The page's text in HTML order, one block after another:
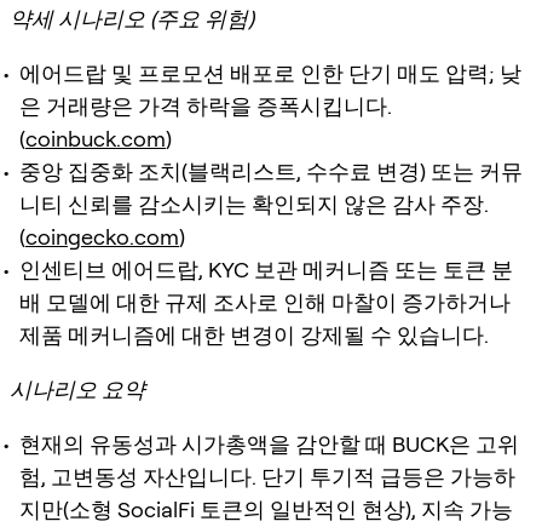
약세 시나리오 (주요 위험)
에어드랍 및 프로모션 배포로 인한 단기 매도 압력; 낮
은 거래량은 가격 하락을 증폭시킵니다.
(coinbuck.com)
중앙 집중화 조치(블랙리스트, 수수료 변경) 또는 커뮤
니티 신뢰를 감소시키는 확인되지 않은 감사 주장.
(coingecko.com)
인센티브 에어드랍, KYC 보관 메커니즘 또는 토큰 분
배 모델에 대한 규제 조사로 인해 마찰이 증가하거나
제품 메커니즘에 대한 변경이 강제될 수 있습니다.
시나리오 요약
현재의 유동성과 시가총액을 감안할 때 BUCK은 고위
험, 고변동성 자산입니다. 단기 투기적 급등은 가능하
지만(소형 SocialFi 토큰의 일반적인 현상), 지속 가능